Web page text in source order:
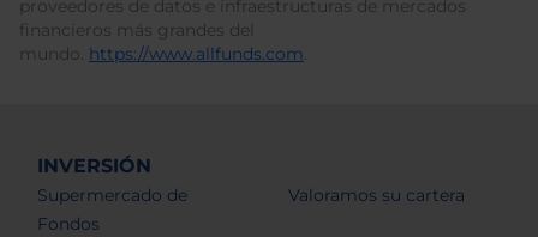
proveedores de datos e infraestructuras de mercados
financieros más grandes del
mundo. https://www.allfunds.com.
INVERSIÓN
Supermercado de
Fondos
Valoramos su cartera